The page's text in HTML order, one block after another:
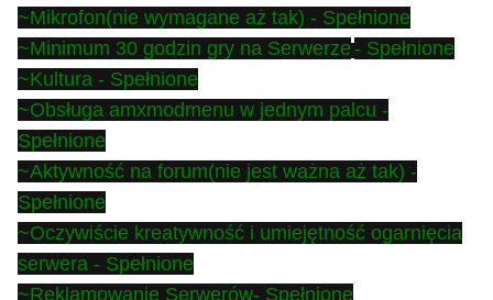
~Mikrofon(nie wymagane aż tak) - Spełnione
~Minimum 30 godzin gry na Serwerze - Spełnione
~Kultura - Spełnione
~Obsługa amxmodmenu w jednym palcu -
Spełnione
~Aktywność na forum(nie jest ważna aż tak) -
Spełnione
~Oczywiście kreatywność i umiejętność ogarnięcia
serwera - Spełnione
~Reklamowanie Serwerów- Spełnione